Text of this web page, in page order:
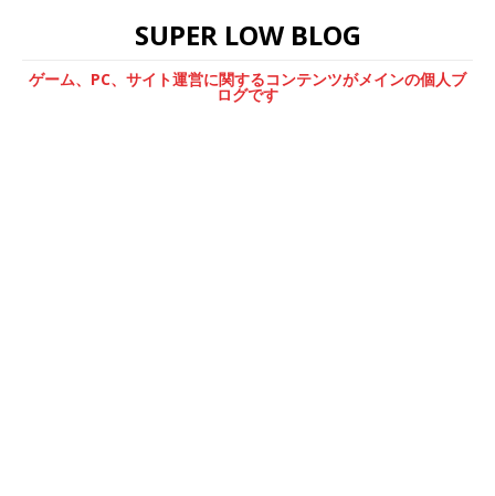
SUPER LOW BLOG
ゲーム、PC、サイト運営に関するコンテンツがメインの個人ブ
ログです